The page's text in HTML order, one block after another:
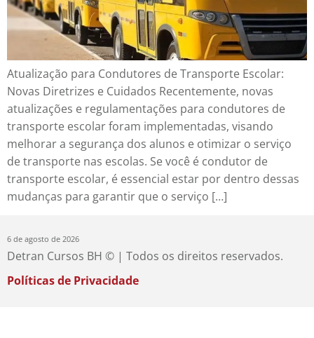
Atualização para Condutores de Transporte Escolar:
Novas Diretrizes e Cuidados Recentemente, novas
atualizações e regulamentações para condutores de
transporte escolar foram implementadas, visando
melhorar a segurança dos alunos e otimizar o serviço
de transporte nas escolas. Se você é condutor de
transporte escolar, é essencial estar por dentro dessas
mudanças para garantir que o serviço […]
6 de agosto de 2026
Detran Cursos BH © | Todos os direitos reservados.
Políticas de Privacidade